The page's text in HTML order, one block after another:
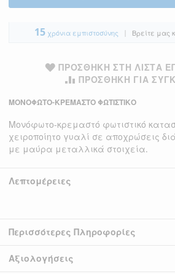
15χρόνια εμπιστοσύνης | Βρείτε μας
ΠΡΟΣΘΉΚΗ ΣΤΗ ΛΊΣΤΑ
ΠΡΟΣΘΉΚΗ ΓΙΑ
ΜΟΝΟΦΩΤΟ-ΚΡΕΜΑΣΤΟ ΦΩΤΙΣΤΙΚΟ
Μονόφωτο-κρεμαστό φωτιστικό
χειροποίητο γυαλί σε αποχρώσεις
με μαύρα μεταλλικά στοιχεία.
Λεπτομέρειες
Περισσότερες Πληροφορίες
Αξιολογήσεις